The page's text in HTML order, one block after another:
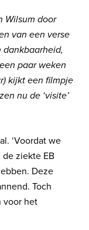
Wilsum door
van een verse
paar weken
kijkt een filmpje
nu de ‘visite’
‘Voordat we
ziekte EB
Deze
Toch
voor het